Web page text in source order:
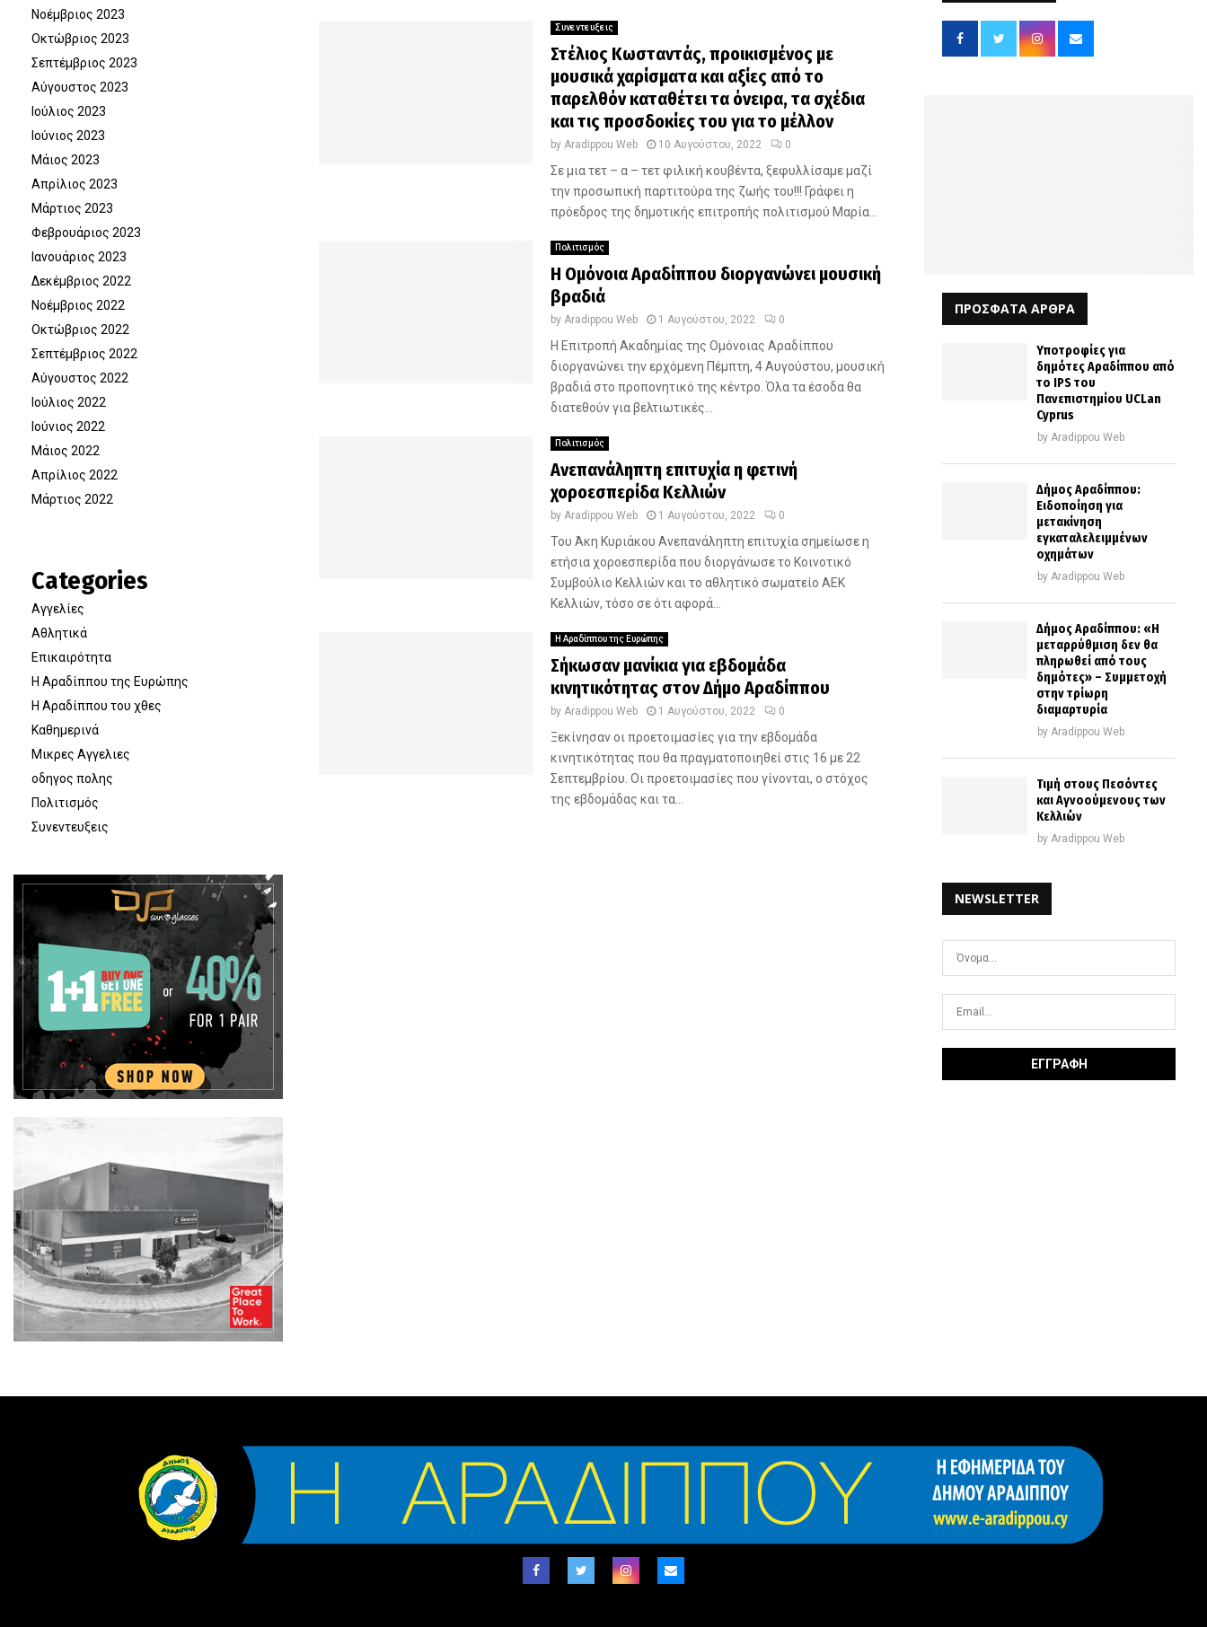
Συνεντευξεις
Στέλιος Κωσταντάς, προικισμένος με
μουσικά χαρίσματα και αξίες από το
παρελθόν καταθέτει τα όνειρα, τα σχέδια
και τις προσδοκίες του για το μέλλον
by Aradippou Web 10 Αυγούστου, 2022 0
Σε μια τετ – α – τετ φιλική κουβέντα, ξεφυλλίσαμε μαζί
την προσωπική παρτιτούρα της ζωής του!!! Γράφει η
πρόεδρος της δημοτικής επιτροπής πολιτισμού Μαρία...
Πολιτισμός
Η Ομόνοια Αραδίππου διοργανώνει μουσική
βραδιά
by Aradippou Web 1 Αυγούστου, 2022 0
Η Επιτροπή Ακαδημίας της Ομόνοιας Αραδίππου
διοργανώνει την ερχόμενη Πέμπτη, 4 Αυγούστου, μουσική
βραδιά στο προπονητικό της κέντρο. Όλα τα έσοδα θα
διατεθούν για βελτιωτικές...
Πολιτισμός
Ανεπανάληπτη επιτυχία η φετινή
χοροεσπερίδα Κελλιών
by Aradippou Web 1 Αυγούστου, 2022 0
Του Άκη Κυριάκου Ανεπανάληπτη επιτυχία σημείωσε η
ετήσια χοροεσπερίδα που διοργάνωσε το Κοινοτικό
Συμβούλιο Κελλιών και το αθλητικό σωματείο ΑΕΚ
Κελλιών, τόσο σε ότι αφορά...
Η Αραδίππου της Ευρώπης
Σήκωσαν μανίκια για εβδομάδα
κινητικότητας στον Δήμο Αραδίππου
by Aradippou Web 1 Αυγούστου, 2022 0
Ξεκίνησαν οι προετοιμασίες για την εβδομάδα
κινητικότητας που θα πραγματοποιηθεί στις 16 με 22
Σεπτεμβρίου. Οι προετοιμασίες που γίνονται, ο στόχος
της εβδομάδας και τα...
Νοέμβριος 2023
Οκτώβριος 2023
Σεπτέμβριος 2023
Αύγουστος 2023
Ιούλιος 2023
Ιούνιος 2023
Μάιος 2023
Απρίλιος 2023
Μάρτιος 2023
Φεβρουάριος 2023
Ιανουάριος 2023
Δεκέμβριος 2022
Νοέμβριος 2022
Οκτώβριος 2022
Σεπτέμβριος 2022
Αύγουστος 2022
Ιούλιος 2022
Ιούνιος 2022
Μάιος 2022
Απρίλιος 2022
Μάρτιος 2022
Categories
Αγγελίες
Αθλητικά
Επικαιρότητα
Η Αραδίππου της Ευρώπης
Η Αραδίππου του χθες
Καθημερινά
Μικρες Αγγελιες
οδηγος πολης
Πολιτισμός
Συνεντευξεις
ΠΡΟΣΦΑΤΑ ΑΡΘΡΑ
Υποτροφίες για
δημότες Αραδίππου από
το IPS του
Πανεπιστημίου UCLan
Cyprus
by Aradippou Web
Δήμος Αραδίππου:
Ειδοποίηση για
μετακίνηση
εγκαταλελειμμένων
οχημάτων
by Aradippou Web
Δήμος Αραδίππου: «Η
μεταρρύθμιση δεν θα
πληρωθεί από τους
δημότες» – Συμμετοχή
στην τρίωρη
διαμαρτυρία
by Aradippou Web
Τιμή στους Πεσόντες
και Αγνοούμενους των
Κελλιών
by Aradippou Web
NEWSLETTER